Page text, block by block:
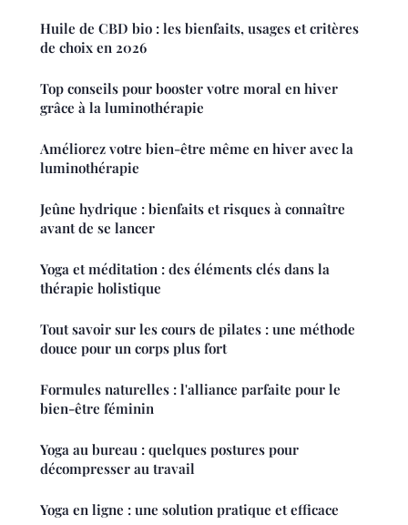
Huile de CBD bio : les bienfaits, usages et critères
de choix en 2026
Top conseils pour booster votre moral en hiver
grâce à la luminothérapie
Améliorez votre bien-être même en hiver avec la
luminothérapie
Jeûne hydrique : bienfaits et risques à connaître
avant de se lancer
Yoga et méditation : des éléments clés dans la
thérapie holistique
Tout savoir sur les cours de pilates : une méthode
douce pour un corps plus fort
Formules naturelles : l'alliance parfaite pour le
bien-être féminin
Yoga au bureau : quelques postures pour
décompresser au travail
Yoga en ligne : une solution pratique et efficace